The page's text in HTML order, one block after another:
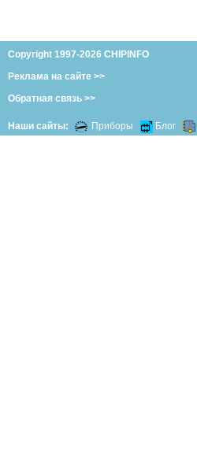
Copyright 1997-2026 CHIPINFO
Реклама на сайте >>
Обратная связь >>
Наши сайты: Приборы Блог